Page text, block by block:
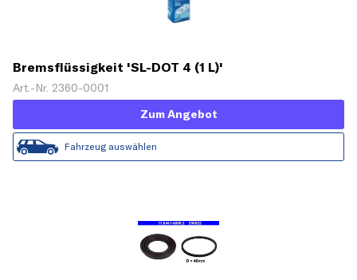
Bremsflüssigkeit 'SL-DOT 4 (1 L)'
Art.-Nr. 2360-0001
Zum Angebot
Fahrzeug auswählen